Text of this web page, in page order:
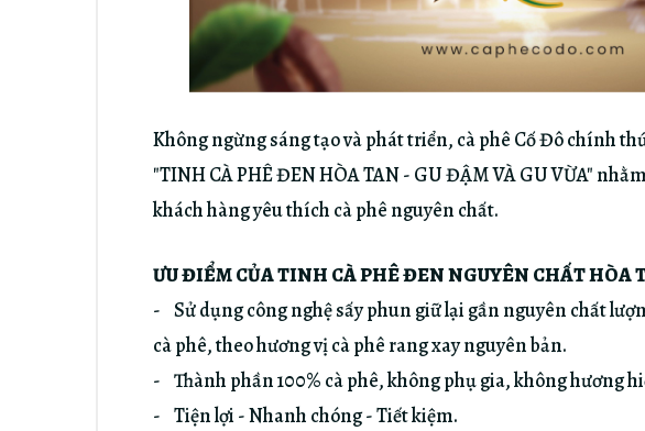
Không ngừng sáng tạo và phát triển, cà phê Cố Đô chính
"TINH CÀ PHÊ ĐEN HÒA TAN - GU ĐẬM VÀ GU VỪA"
khách hàng yêu thích cà phê nguyên chất.
ƯU ĐIỂM CỦA TINH CÀ PHÊ ĐEN NGUYÊN CHẤT HÒA
- Sử dụng công nghệ sấy phun giữ lại gần nguyên chất
cà phê, theo hương vị cà phê rang xay nguyên bản.
- Thành phần 100% cà phê, không phụ gia, không hương
- Tiện lợi - Nhanh chóng - Tiết kiệm.